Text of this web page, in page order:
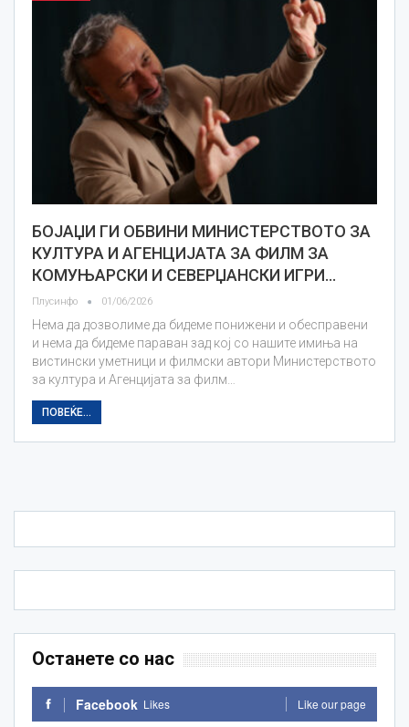
БОЈАЏИ ГИ ОБВИНИ МИНИСТЕРСТВОТО ЗА
КУЛТУРА И АГЕНЦИЈАТА ЗА ФИЛМ ЗА
КОМУЊАРСКИ И СЕВЕРЏАНСКИ ИГРИ…
Плусинфо 01/06/2026
Нема да дозволиме да бидеме понижени и обесправени
и нема да бидеме параван зад кој со нашите имиња на
вистински уметници и филмски автори Министерството
за култура и Агенцијата за филм…
ПОВЕЌЕ...
Останете со нас
Facebook Likes Like our page